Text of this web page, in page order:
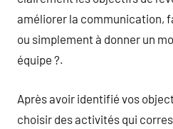
améliorer la communication,
ou simplement à donner un
équipe ?.
Après avoir identifié vos
choisir des activités qui